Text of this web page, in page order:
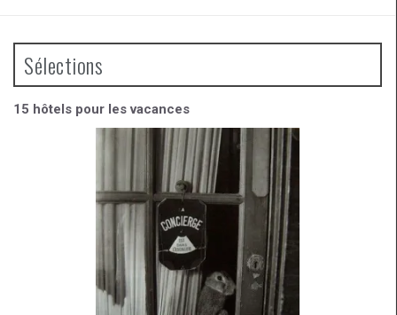
b
o
o
gr
a
m
er
Sélections
15 hôtels pour les vacances